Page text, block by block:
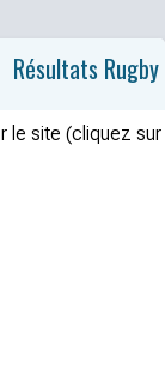
Résultats Rugby
le site (cliquez sur